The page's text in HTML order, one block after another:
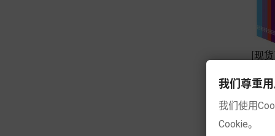
[现
我们尊重
我们使用
Cookie。